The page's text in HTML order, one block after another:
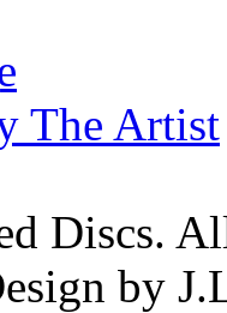
The Artist
Discs.
by